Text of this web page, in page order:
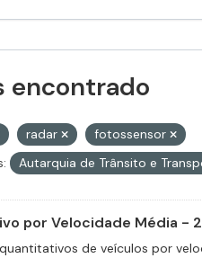
encontrado
radar
fotossensor
Autarquia de Trânsito e
por Velocidade Média -
de veículos por